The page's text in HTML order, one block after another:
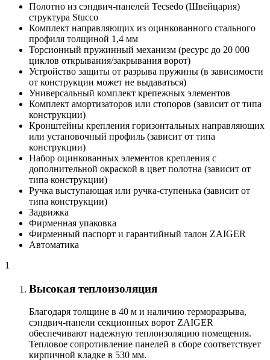
Полотно из сэндвич-панелей Tecsedo (Швейцария)
структура Stucco
Комплект направляющих из оцинкованного стального
профиля толщиной 1,4 мм
Торсионный пружинный механизм (ресурс до 20 000
циклов открывания/закрывания ворот)
Устройство защиты от разрыва пружины (в зависимости
от конструкции может не выдаваться)
Универсальный комплект крепежных элементов
Комплект амортизаторов или стопоров (зависит от типа
конструкции)
Кронштейны крепления горизонтальных направляющих
или установочный профиль (зависит от типа
конструкции)
Набор оцинкованных элементов крепления с
дополнительной окраской в цвет полотна (зависит от
типа конструкции)
Ручка выступающая или ручка-ступенька (зависит от
типа конструкции)
Задвижка
Фирменная упаковка
Фирменный паспорт и гарантийный талон ZAIGER
Автоматика
1
Высокая теплоизоляция
Благодаря толщине в 40 м и наличию терморазрыва,
сэндвич-панели секционных ворот ZAIGER
обеспечивают надежную теплоизоляцию помещения.
Тепловое сопротивление панелей в сборе соответствует
кирпичной кладке в 530 мм.